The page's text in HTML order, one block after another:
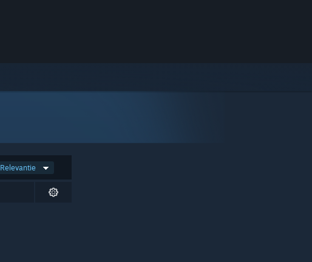
Relevantie